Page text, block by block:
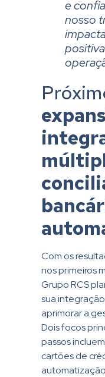
e
nosso
Com os
nos primeiros
Grupo RCS
sua
aprimorar a
Dois focos
passos
cartões de